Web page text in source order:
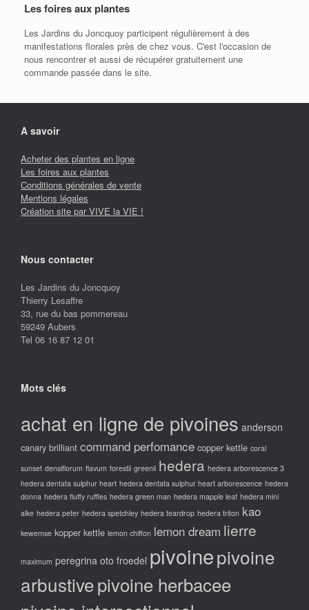
Les foires aux plantes
Les Jardins du Joncquoy participent régulièrement à des
manifestations florales près de chez vous. C'est l'occasion de
nous rencontrer et aussi de récupérer gratuitement une
commande passée dans le site.
A savoir
Acheter des plantes en ligne
Les foires aux plantes
Conditions générales de vente
Mentions légales
Création site par VIVE la VIE !
Nous contacter
Les Jardins du Joncquoy
Thierry Lesaffre
33, rue du bas pommereau
59249 Aubers
Tel 06 16 87 12 01
Mots clés
achat en ligne de pivoines anderson
canary brilliant command perfomance copper kettle coral
sunset densiflorum flavum forestii greenii hedera hedera arborescence 3
hedera dentata sulphur heart hedera dentata sulphur heart arborescence hedera
donna hedera fluffy ruffles hedera green man hedera mapple leaf hedera mini
alke hedera peter hedera spetchley hedera teardrop hedera triton kao
kewemse kopper kettle lemon chiffon lemon dream lierre
maximum peregrina oto froedel pivoinepivoine
arbustivepivoine herbacee